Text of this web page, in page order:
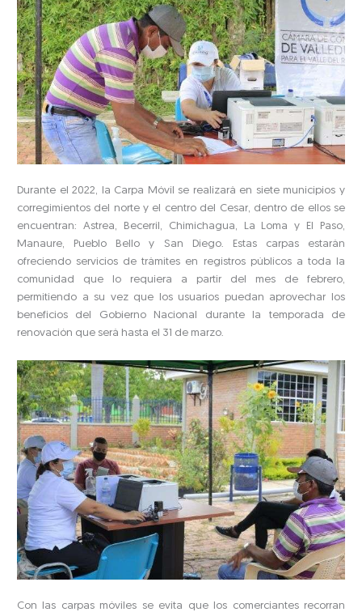
Durante el 2022, la Carpa Móvil se realizará en siete municipios y
corregimientos del norte y el centro del Cesar, dentro de ellos se
encuentran: Astrea, Becerril, Chimichagua, La Loma y El Paso,
Manaure, Pueblo Bello y San Diego. Estas carpas estarán
ofreciendo servicios de trámites en registros públicos a toda la
comunidad que lo requiera a partir del mes de febrero,
permitiendo a su vez que los usuarios puedan aprovechar los
beneficios del Gobierno Nacional durante la temporada de
renovación que será hasta el 31 de marzo.
Con las carpas móviles se evita que los comerciantes recorran